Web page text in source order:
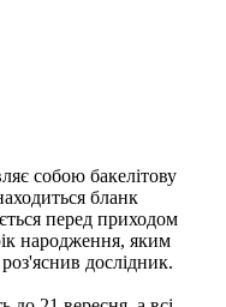
собою бакелітову
бланк
перед приходом
народження, яким
дослідник.